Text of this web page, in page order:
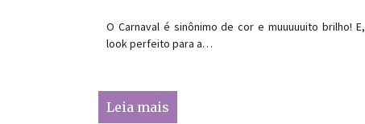
O Carnaval é sinônimo de cor e muuuuuito brilho!
look perfeito para a…
Leia mais